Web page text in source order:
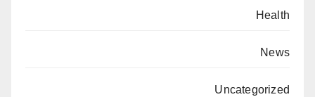
Health
News
Uncategorized